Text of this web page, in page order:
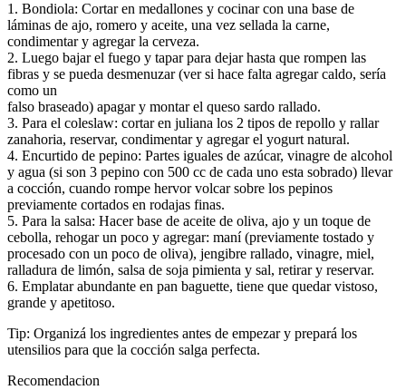
1. Bondiola: Cortar en medallones y cocinar con una base de
láminas de ajo, romero y aceite, una vez sellada la carne,
condimentar y agregar la cerveza.
2. Luego bajar el fuego y tapar para dejar hasta que rompen las
fibras y se pueda desmenuzar (ver si hace falta agregar caldo, sería
como un
falso braseado) apagar y montar el queso sardo rallado.
3. Para el coleslaw: cortar en juliana los 2 tipos de repollo y rallar
zanahoria, reservar, condimentar y agregar el yogurt natural.
4. Encurtido de pepino: Partes iguales de azúcar, vinagre de alcohol
y agua (si son 3 pepino con 500 cc de cada uno esta sobrado) llevar
a cocción, cuando rompe hervor volcar sobre los pepinos
previamente cortados en rodajas finas.
5. Para la salsa: Hacer base de aceite de oliva, ajo y un toque de
cebolla, rehogar un poco y agregar: maní (previamente tostado y
procesado con un poco de oliva), jengibre rallado, vinagre, miel,
ralladura de limón, salsa de soja pimienta y sal, retirar y reservar.
6. Emplatar abundante en pan baguette, tiene que quedar vistoso,
grande y apetitoso.
Tip: Organizá los ingredientes antes de empezar y prepará los
utensilios para que la cocción salga perfecta.
Recomendacion